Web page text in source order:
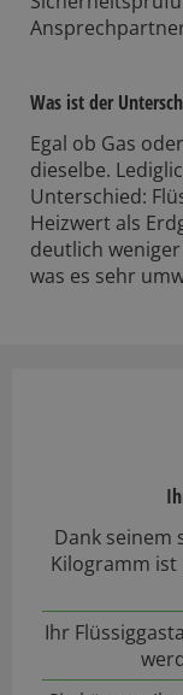
Was ist der
Egal ob Gas
dieselbe.
Unterschied:
Heizwert als
deutlich
was es sehr
Dank seinem
Kilogramm ist
Ihr